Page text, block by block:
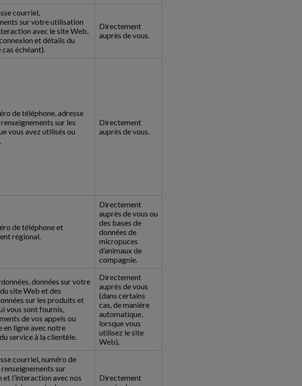
courriel,
sur votre utilisation
avec le site Web,
et détails du
échéant).
Directement
auprès de vous.
de téléphone, adresse
sur les
vous avez utilisés ou
Directement
auprès de vous.
de téléphone et
régional.
Directement
auprès de vous ou
des bases de
données de
micropuces
d’animaux de
compagnie.
données sur votre
site Web et des
sur les produits et
vous sont fournis,
de vos appels ou
en ligne avec notre
service à la clientèle.
Directement
auprès de vous
(dans certains
cas, de manière
automatique,
lorsque vous
utilisez le site
Web).
courriel, numéro de
sur
et l’interaction avec nos
Directement